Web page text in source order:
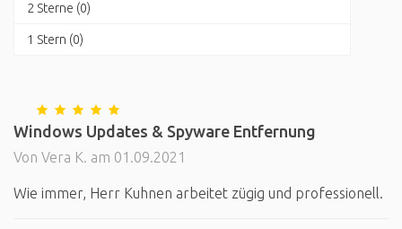
2 Sterne (0)
1 Stern (0)
Windows Updates & Spyware Entfernung
Von Vera K. am 01.09.2021
Wie immer, Herr Kuhnen arbeitet zügig und professionell.